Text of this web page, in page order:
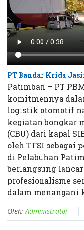
PT Bandar Krida
Patimban – PT
komitmennya
logistik otomotif
kegiatan bongkar
(CBU) dari kapal
oleh TFSI sebagai
di Pelabuhan
berlangsung
profesionalisme
dalam menangani
Oleh:Administrator